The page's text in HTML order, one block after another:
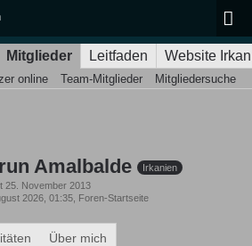
Mitglieder Leitfaden Website
online Team-Mitglieder Mitgliedersuche
Amalbalde
Irkanien
25. November 2013
2026, 01:35 , Foren-Startseite
Über mich